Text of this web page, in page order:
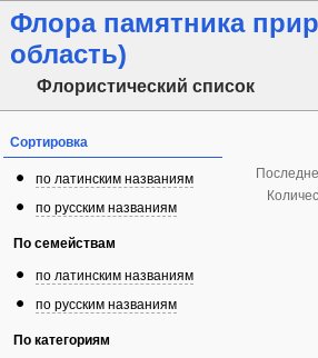
Флора памятника
область)
Флористический список
Сортировка
по латинским названиям
по русским названиям
По семействам
по латинским названиям
по русским названиям
По категориям